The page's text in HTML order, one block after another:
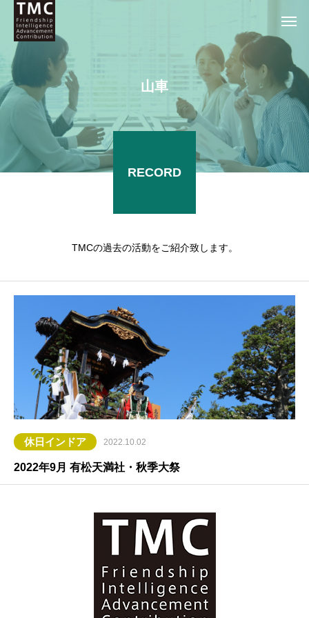
山車
RECORD
TMCの過去の活動をご紹介致します。
休日インドア 2022.10.02
2022年9月 有松天満社・秋季大祭